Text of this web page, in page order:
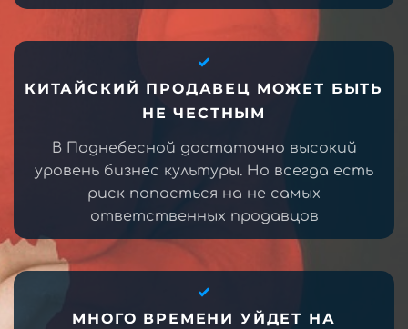
КИТАЙСКИЙ ПРОДАВЕЦ МОЖЕТ БЫТЬ
НЕ ЧЕСТНЫМ
В Поднебесной достаточно высокий
уровень бизнес культуры. Но всегда есть
риск попасться на не самых
ответственных продавцов
МНОГО ВРЕМЕНИ УЙДЕТ НА